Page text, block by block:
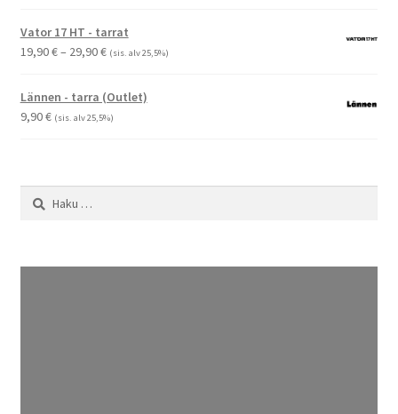
Vator 17 HT - tarrat
19,90€– 29,90€Hintaluokka:
-
29,90 €
(sis. alv 25,5%)
Lännen - tarra (Outlet)
9,90€ (sis. alv 25,5%)
Haku: